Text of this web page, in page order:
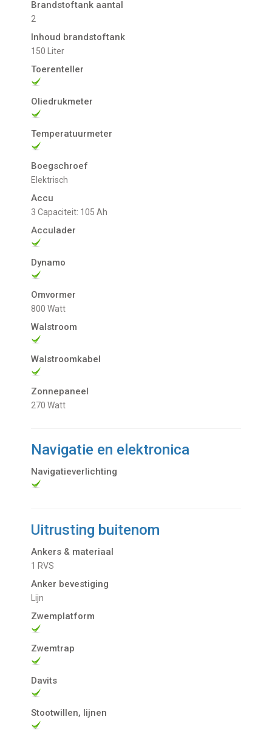
Brandstoftank aantal
2
Inhoud brandstoftank
150 Liter
Toerenteller
Oliedrukmeter
Temperatuurmeter
Boegschroef
Elektrisch
Accu
3 Capaciteit: 105 Ah
Acculader
Dynamo
Omvormer
800 Watt
Walstroom
Walstroomkabel
Zonnepaneel
270 Watt
Navigatie en elektronica
Navigatieverlichting
Uitrusting buitenom
Ankers & materiaal
1 RVS
Anker bevestiging
Lijn
Zwemplatform
Zwemtrap
Davits
Stootwillen, lijnen